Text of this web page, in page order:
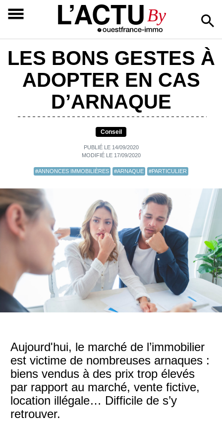
L’ACTUBy
LES BONS GESTES À
ADOPTER EN CAS
D’ARNAQUE
Conseil
PUBLIÉ LE 14/09/2020
MODIFIÉ LE 17/09/2020
#ANNONCES IMMOBILIÈRES #ARNAQUE #PARTICULIER
Aujourd'hui, le marché de l’immobilier
est victime de nombreuses arnaques :
biens vendus à des prix trop élevés
par rapport au marché, vente fictive,
location illégale… Difficile de s’y
retrouver.